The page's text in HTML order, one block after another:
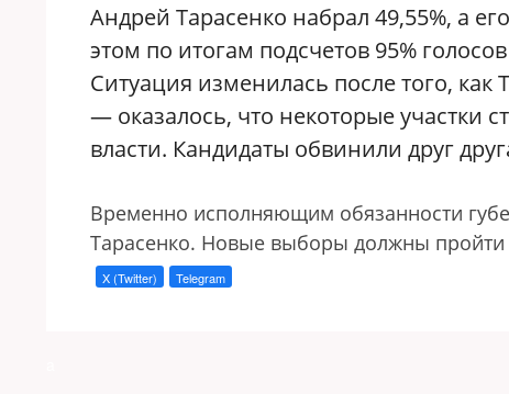
Андрей Тарасенко набрал 49,55%, а
этом по итогам подсчетов 95%
Ситуация изменилась после того,
— оказалось, что некоторые участки
власти. Кандидаты обвинили друг
Временно исполняющим обязанности
Тарасенко. Новые выборы должны пройти
X (Twitter) Telegram